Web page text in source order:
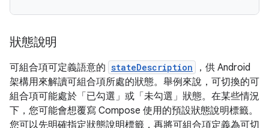
狀態說明
可組合項可定義語意的 stateDescription
，供 Android
架構用來解讀可組合項所處的狀態。舉例來說，可切換的可
組合項可能處於「已勾選」或「未勾選」狀態。在某些情況
下，您可能會想覆寫 Compose 使用的預設狀態說明標籤。
您可以先明確指定狀態說明標籤，再將可組合項定義為可切